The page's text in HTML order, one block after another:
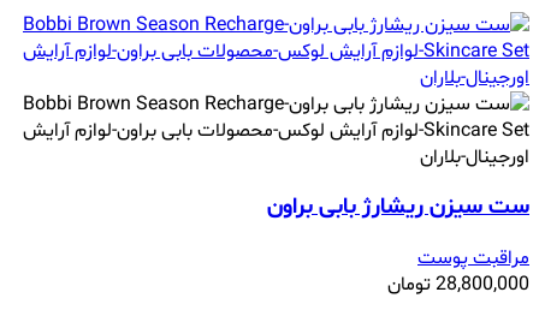
ست سیزن ریشارژ بابی براون
مراقبت پوست
28,800,000تومان